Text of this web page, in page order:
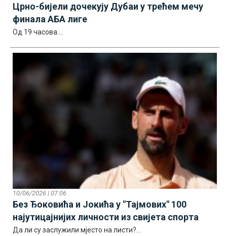
Црно-бијели дочекују Дубаи у трећем мечу
финала АБА лиге
Од 19 часова....
10/06/2026 | 07:06
Без Ђоковића и Јокића у "Тајмових" 100
најутицајнијих личности из свијета спорта
Да ли су заслужили мјесто на листи?...